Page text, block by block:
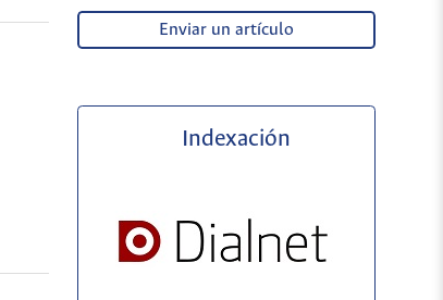
Enviar un artículo
Indexación